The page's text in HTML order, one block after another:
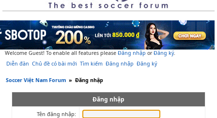
Welcome Guest! To enable all features please Đăng nhập orĐăng ký.
Diễn đàn Chủ đề có bài mới Tìm kiếm Đăng nhập Đăng ký
Soccer Việt Nam Forum » Đăng nhập
Đăng nhập
Tên đăng nhập: